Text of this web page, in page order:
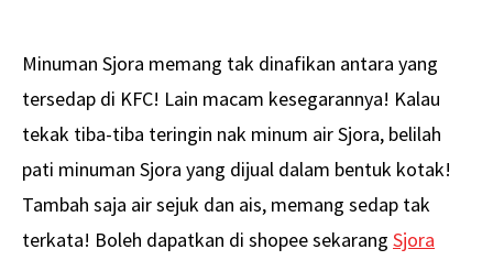
Minuman Sjora memang tak dinafikan antara yang
tersedap di KFC! Lain macam kesegarannya! Kalau
tekak tiba-tiba teringin nak minum air Sjora, belilah
pati minuman Sjora yang dijual dalam bentuk kotak!
Tambah saja air sejuk dan ais, memang sedap tak
terkata! Boleh dapatkan di shopee sekarang Sjora